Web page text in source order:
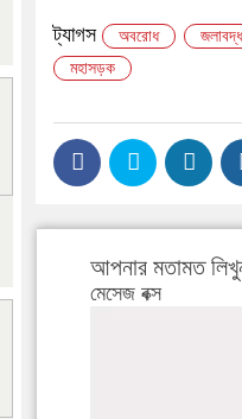
ট্যাগস অবরোধ
মহাসড়ক
আপনার মতামত
মেসেজ বক্স